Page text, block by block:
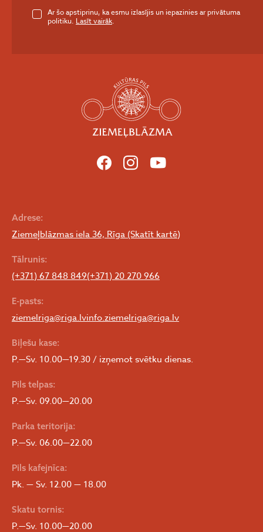
Adrese:
Ziemeļblāzmas iela 36, Rīga (Skatīt kartē)
Tālrunis:
(+371) 67 848 849(+371) 20 270 966
E-pasts:
ziemelriga@riga.lvinfo.ziemelriga@riga.lv
Biļešu kase:
P.—Sv. 10.00—19.30 / izņemot svētku dienas.
Pils telpas:
P.—Sv. 09.00—20.00
Parka teritorija:
P.—Sv. 06.00—22.00
Pils kafejnīca:
Pk. — Sv. 12.00 — 18.00
Skatu tornis:
P.—Sv. 10.00—20.00
Ar šo apstiprinu, ka esmu izlasījis un iepazinies ar privātuma
politiku. Lasīt vairāk.